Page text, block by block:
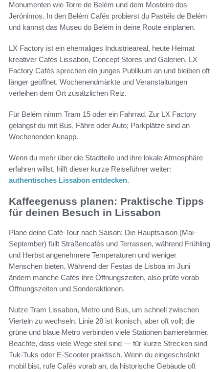
Monumenten wie Torre de Belém und dem Mosteiro dos
Jerónimos. In den Belém Cafés probierst du Pastéis de Belém
und kannst das Museu do Belém in deine Route einplanen.
LX Factory ist ein ehemaliges Industrieareal, heute Heimat
kreativer Cafés Lissabon, Concept Stores und Galerien. LX
Factory Cafés sprechen ein junges Publikum an und bleiben oft
länger geöffnet. Wochenendmärkte und Veranstaltungen
verleihen dem Ort zusätzlichen Reiz.
Für Belém nimm Tram 15 oder ein Fahrrad. Zur LX Factory
gelangst du mit Bus, Fähre oder Auto; Parkplätze sind an
Wochenenden knapp.
Wenn du mehr über die Stadtteile und ihre lokale Atmosphäre
erfahren willst, hilft dieser kurze Reiseführer weiter:
authentisches Lissabon entdecken.
Kaffeegenuss planen: Praktische Tipps
für deinen Besuch in Lissabon
Plane deine Café-Tour nach Saison: Die Hauptsaison (Mai–
September) füllt Straßencafés und Terrassen, während Frühling
und Herbst angenehmere Temperaturen und weniger
Menschen bieten. Während der Festas de Lisboa im Juni
ändern manche Cafés ihre Öffnungszeiten, also prüfe vorab
Öffnungszeiten und Sonderaktionen.
Nutze Tram Lissabon, Metro und Bus, um schnell zwischen
Vierteln zu wechseln. Linie 28 ist ikonisch, aber oft voll; die
grüne und blaue Metro verbinden viele Stationen barriereärmer.
Beachte, dass viele Wege steil sind — für kurze Strecken sind
Tuk-Tuks oder E-Scooter praktisch. Wenn du eingeschränkt
mobil bist, rufe Cafés vorab an, da historische Gebäude oft